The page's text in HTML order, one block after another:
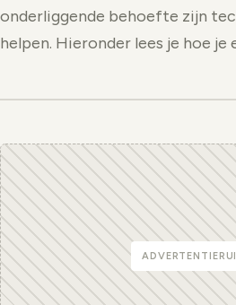
onderliggende behoefte zijn
helpen. Hieronder lees je hoe je